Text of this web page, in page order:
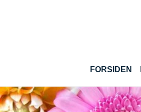
FORSIDEN